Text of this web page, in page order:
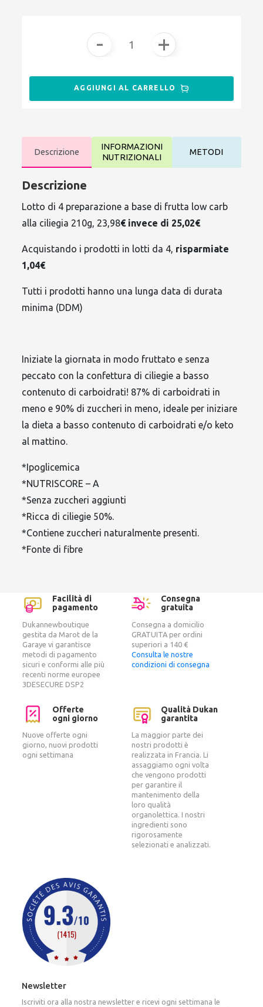
Descrizione
INFORMAZIONI
NUTRIZIONALI
METODI
Descrizione
Lotto di 4 preparazione a base di frutta low carb
alla ciliegia 210g, 23,98€ invece di 25,02€
Acquistando i prodotti in lotti da 4, risparmiate
1,04€
Tutti i prodotti hanno una lunga data di durata
minima (DDM)
Iniziate la giornata in modo fruttato e senza
peccato con la confettura di ciliegie a basso
contenuto di carboidrati! 87% di carboidrati in
meno e 90% di zuccheri in meno, ideale per iniziare
la dieta a basso contenuto di carboidrati e/o keto
al mattino.
*Ipoglicemica
*NUTRISCORE – A
*Senza zuccheri aggiunti
*Ricca di ciliegie 50%.
*Contiene zuccheri naturalmente presenti.
*Fonte di fibre
- +
AGGIUNGI AL CARRELLO
Facilità di
pagamento
Dukannewboutique
gestita da Marot de la
Garaye vi garantisce
metodi di pagamento
sicuri e conformi alle più
recenti norme europee
3DESECURE DSP2
Consegna
gratuita
Consegna a domicilio
GRATUITA per ordini
superiori a 140 €
Consulta le nostre
condizioni di consegna
Offerte
ogni giorno
Nuove offerte ogni
giorno, nuovi prodotti
ogni settimana
Qualità Dukan
garantita
La maggior parte dei
nostri prodotti è
realizzata in Francia. Li
assaggiamo ogni volta
che vengono prodotti
per garantire il
mantenimento della
loro qualità
organolettica. I nostri
ingredienti sono
rigorosamente
selezionati e analizzati.
Newsletter
Iscriviti ora alla nostra newsletter e ricevi ogni settimana le